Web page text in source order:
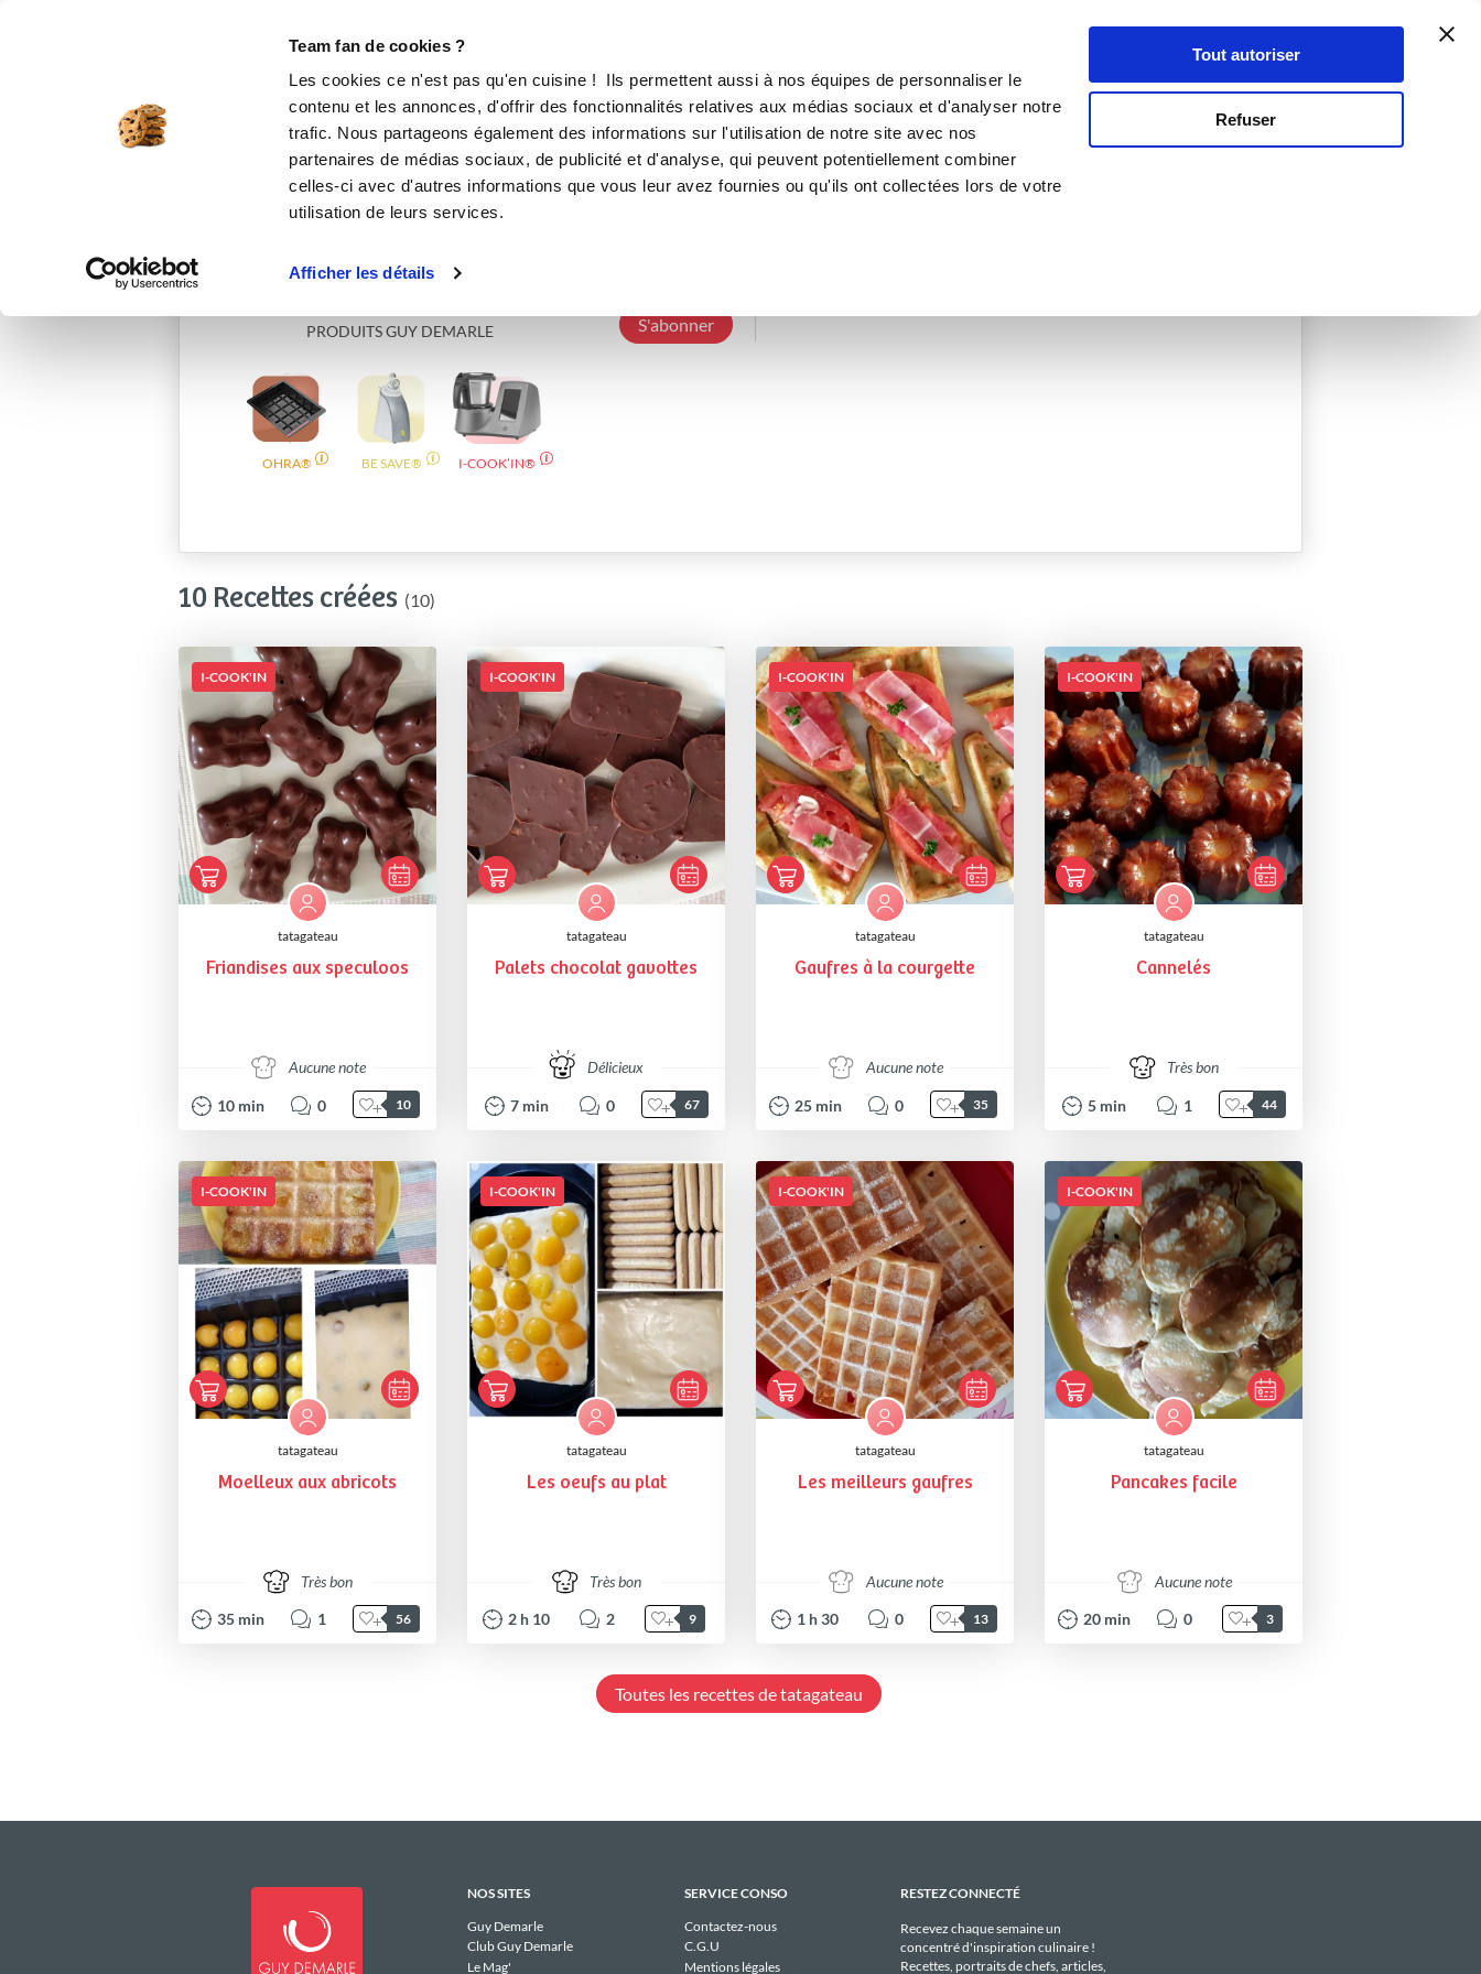
Team fan de cookies ?
Les cookies ce n'est pas qu'en cuisine ! Ils permettent aussi à nos équipes de personnaliser le
contenu et les annonces, d'offrir des fonctionnalités relatives aux médias sociaux et d'analyser notre
trafic. Nous partageons également des informations sur l'utilisation de notre site avec nos
partenaires de médias sociaux, de publicité et d'analyse, qui peuvent potentiellement combiner
celles-ci avec d'autres informations que vous leur avez fournies ou qu'ils ont collectées lors de votre
utilisation de leurs services.
Afficher les détails
Tout autoriser
Refuser
Se connecter
PRODUITS GUY DEMARLE
OHRA® BE SAVE® I-COOK’IN®
tatagateau
S'abonner
10 Recettes créées (10)
I-COOK'IN
tatagateau
Friandises aux speculoos
Aucune note
10 min 0 10
I-COOK'IN
tatagateau
Palets chocolat gavottes
Délicieux
7 min 0 67
I-COOK'IN
tatagateau
Gaufres à la courgette
Aucune note
25 min 0 35
I-COOK'IN
tatagateau
Cannelés
Très bon
5 min 1 44
I-COOK'IN
tatagateau
Moelleux aux abricots
Très bon
35 min 1 56
I-COOK'IN
tatagateau
Les oeufs au plat
Très bon
2 h 10 2 9
I-COOK'IN
tatagateau
Les meilleurs gaufres
Aucune note
1 h30 0 13
I-COOK'IN
tatagateau
Pancakes facile
Aucune note
20 min 0 3
Toutes les recettes de tatagateau
NOS SITES
Guy Demarle
Club Guy Demarle
Le Mag'
SERVICE CONSO
Contactez-nous
C.G.U
Mentions légales
RESTEZ CONNECTÉ
Recevez chaque semaine un
concentré d'inspiration culinaire !
Recettes, portraits de chefs, articles,